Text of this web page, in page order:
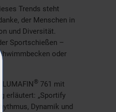
Trends steht
der Menschen in
und Diversität.
Sportschießen –
oder
® 761 mit
erläutert: „Sportify
Dynamik und